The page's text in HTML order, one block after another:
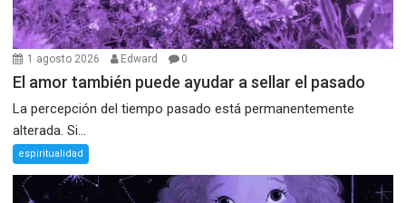
1 agosto 2026 Edward 0
El amor también puede ayudar a sellar el pasado
La percepción del tiempo pasado está permanentemente
alterada. Si...
espiritualidad